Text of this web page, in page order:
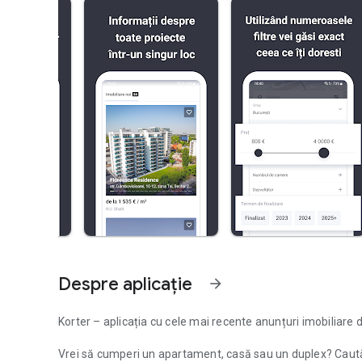
Despre aplicație arrow_forward
Korter – aplicația cu cele mai recente anunțuri imobiliare
Vrei să cumperi un apartament, casă sau un duplex?